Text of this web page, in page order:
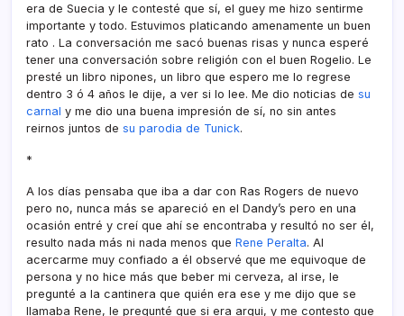
era de Suecia y le contesté que sí­, el guey me hizo sentirme
importante y todo. Estuvimos platicando amenamente un buen
rato . La conversación me sacó buenas risas y nunca esperé
tener una conversación sobre religión con el buen Rogelio. Le
presté un libro nipones, un libro que espero me lo regrese
dentro 3 ó 4 años le dije, a ver si lo lee. Me dio noticias de su
carnal y me dio una buena impresión de sí­, no sin antes
reirnos juntos de su parodia de Tunick.
*
A los dí­as pensaba que iba a dar con Ras Rogers de nuevo
pero no, nunca más se apareció en el Dandy’s pero en una
ocasión entré y creí­ que ahí­ se encontraba y resultó no ser él,
resulto nada más ni nada menos que Rene Peralta. Al
acercarme muy confiado a él observé que me equivoque de
persona y no hice más que beber mi cerveza, al irse, le
pregunté a la cantinera que quién era ese y me dijo que se
llamaba Rene, le pregunté que si era arqui, y me contesto que